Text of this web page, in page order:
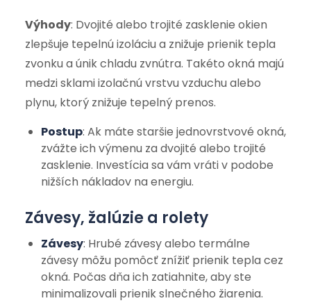
Výhody: Dvojité alebo trojité zasklenie okien
zlepšuje tepelnú izoláciu a znižuje prienik tepla
zvonku a únik chladu zvnútra. Takéto okná majú
medzi sklami izolačnú vrstvu vzduchu alebo
plynu, ktorý znižuje tepelný prenos.
Postup: Ak máte staršie jednovrstvové okná,
zvážte ich výmenu za dvojité alebo trojité
zasklenie. Investícia sa vám vráti v podobe
nižších nákladov na energiu.
Závesy, žalúzie a rolety
Závesy: Hrubé závesy alebo termálne
závesy môžu pomôcť znížiť prienik tepla cez
okná. Počas dňa ich zatiahnite, aby ste
minimalizovali prienik slnečného žiarenia.